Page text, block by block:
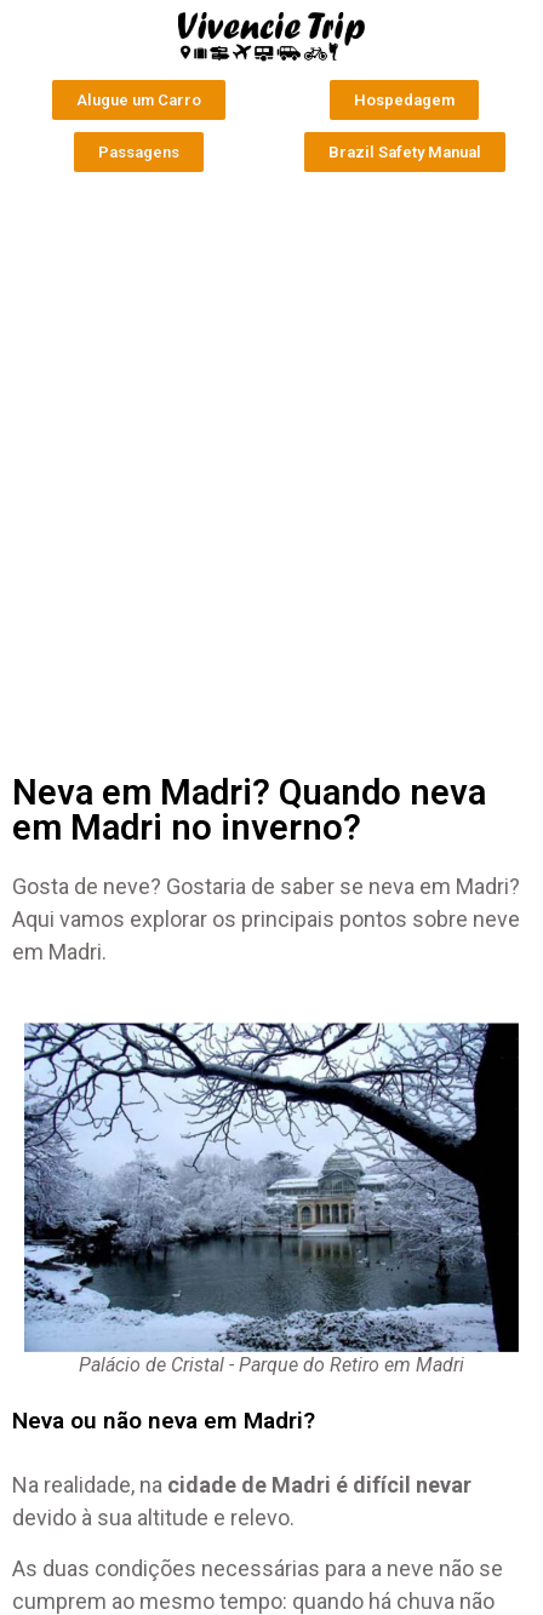
Alugue um Carro Hospedagem
Passagens Brazil Safety Manual
Neva em Madri? Quando neva
em Madri no inverno?
Gosta de neve? Gostaria de saber se neva em Madri?
Aqui vamos explorar os principais pontos sobre neve
em Madri.
Palácio de Cristal - Parque do Retiro em Madri
Neva ou não neva em Madri?
Na realidade, na cidade de Madri é difícil nevar
devido à sua altitude e relevo.
As duas condições necessárias para a neve não se
cumprem ao mesmo tempo: quando há chuva não